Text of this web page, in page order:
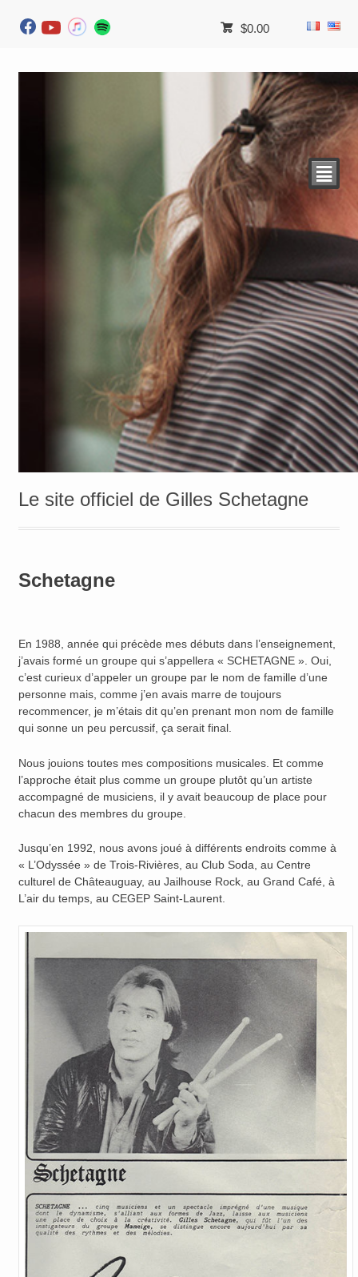
$0.00
Le site officiel de Gilles Schetagne
²
Schetagne
En 1988, année qui précède mes débuts dans l’enseignement,
j’avais formé un groupe qui s’appellera « SCHETAGNE ». Oui,
c’est curieux d’appeler un groupe par le nom de famille d’une
personne mais, comme j’en avais marre de toujours
recommencer, je m’étais dit qu’en prenant mon nom de famille
qui sonne un peu percussif, ça serait final.
Nous jouions toutes mes compositions musicales. Et comme
l’approche était plus comme un groupe plutôt qu’un artiste
accompagné de musiciens, il y avait beaucoup de place pour
chacun des membres du groupe.
Jusqu’en 1992, nous avons joué à différents endroits comme à
« L’Odyssée » de Trois-Rivières, au Club Soda, au Centre
culturel de Châteauguay, au Jailhouse Rock, au Grand Café, à
L’air du temps, au CEGEP Saint-Laurent.